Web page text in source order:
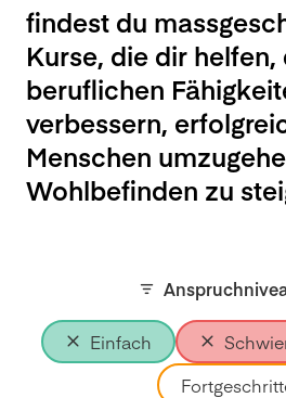
findest du
Kurse, die dir helfen,
beruflichen
verbessern,
Menschen
Wohlbefinden zu
Einfach